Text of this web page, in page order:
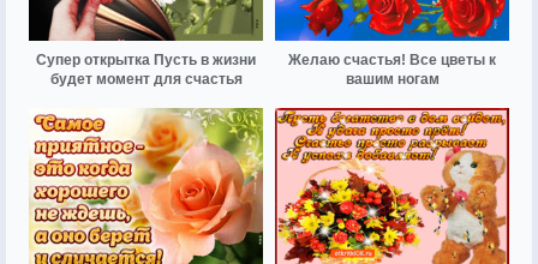
Супер открытка Пусть в жизни
будет момент для счастья
Желаю счастья! Все цветы к
вашим ногам